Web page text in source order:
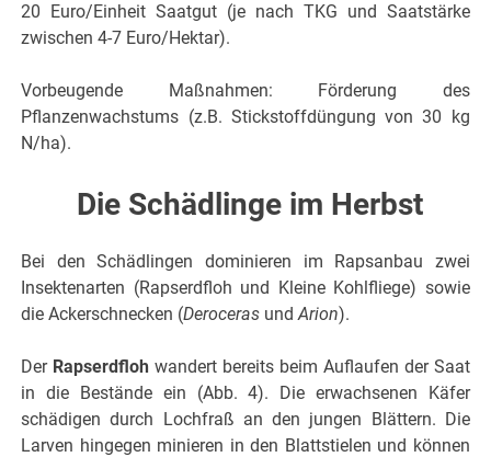
20 Euro/Einheit Saatgut (je nach TKG und Saatstärke
zwischen 4-7 Euro/Hektar).
Vorbeugende Maßnahmen: Förderung des
Pflanzenwachstums (z.B. Stickstoffdüngung von 30 kg
N/ha).
Die Schädlinge im Herbst
Bei den Schädlingen dominieren im Rapsanbau zwei
Insektenarten (Rapserdfloh und Kleine Kohlfliege) sowie
die Ackerschnecken (Deroceras undArion).
Der Rapserdfloh wandert bereits beim Auflaufen der Saat
in die Bestände ein (Abb. 4). Die erwachsenen Käfer
schädigen durch Lochfraß an den jungen Blättern. Die
Larven hingegen minieren in den Blattstielen und können